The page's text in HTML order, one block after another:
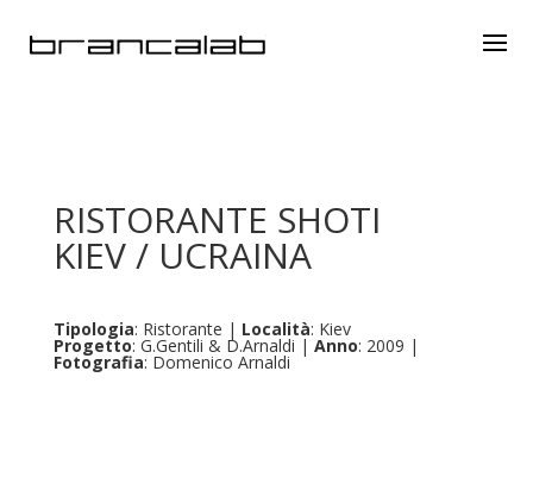
RISTORANTE SHOTI
KIEV / UCRAINA
Tipologia: Ristorante | Località: Kiev
Progetto: G.Gentili & D.Arnaldi | Anno: 2009 |
Fotografia: Domenico Arnaldi